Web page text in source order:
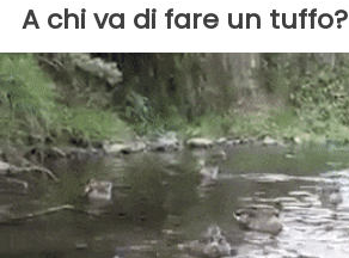
A chi va di fare un tuffo?